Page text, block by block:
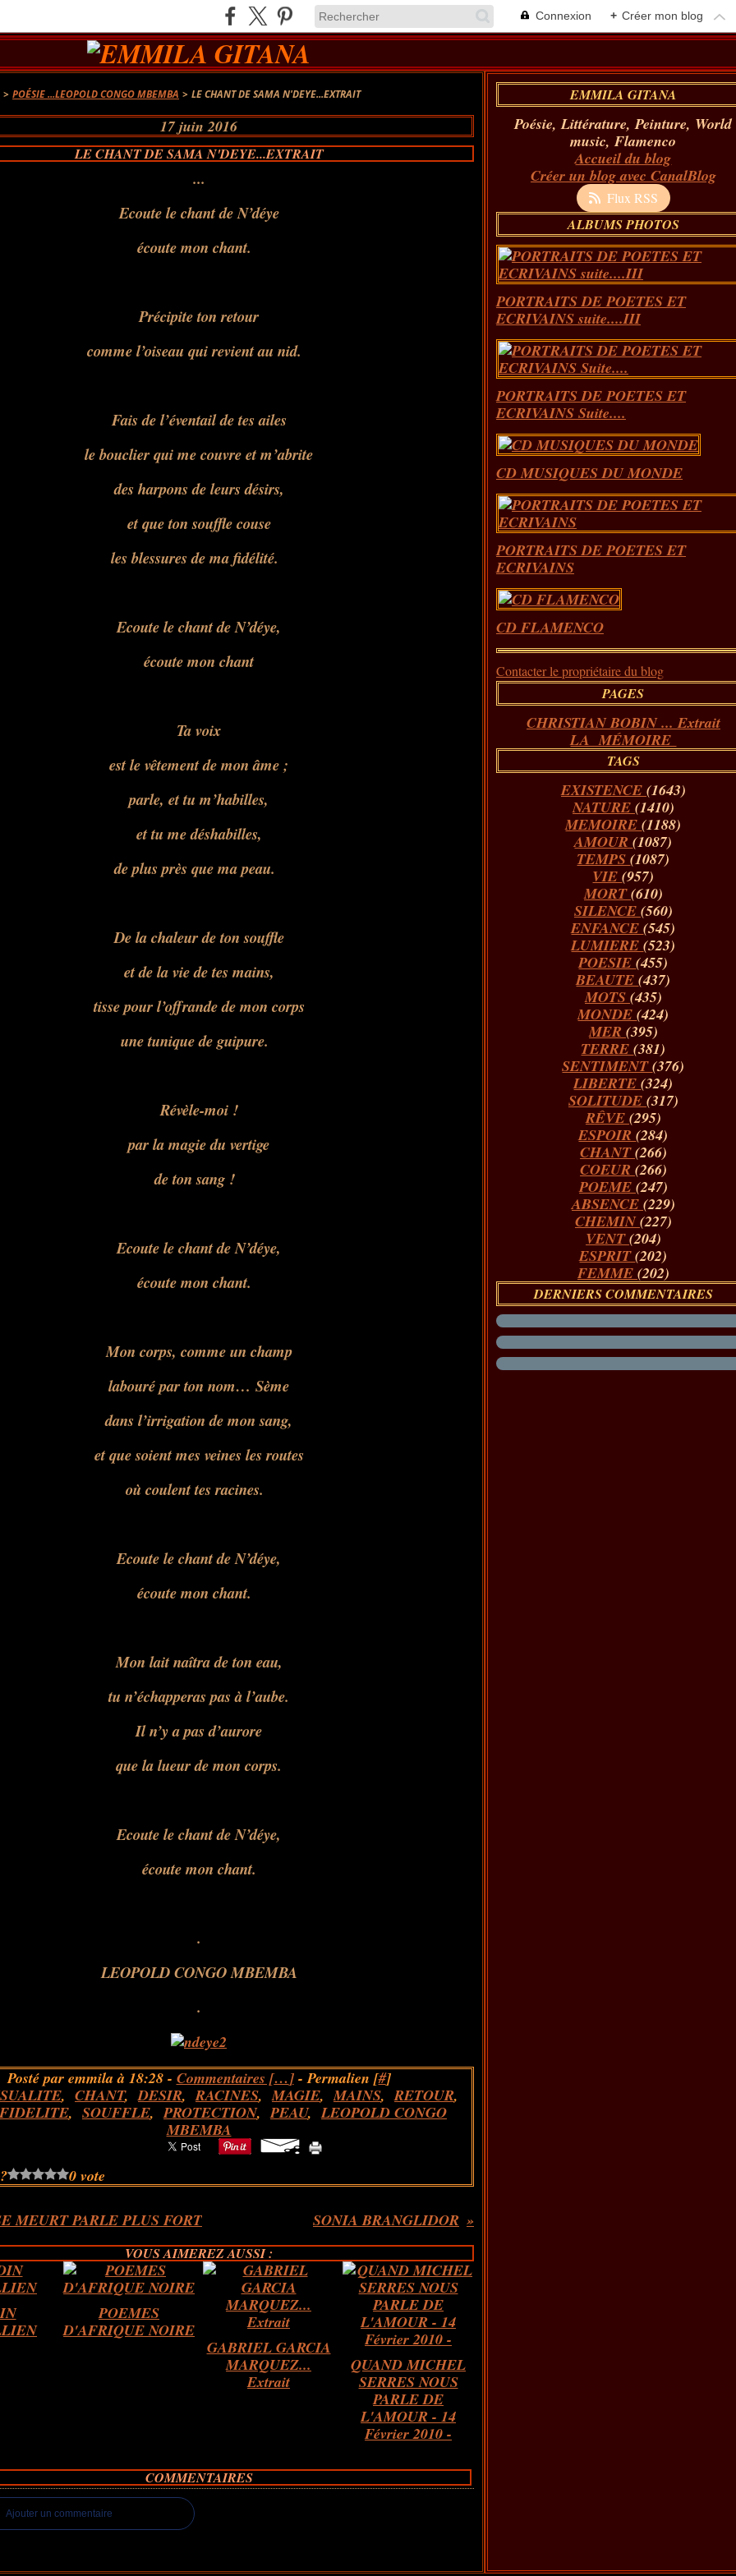
Connexion + Créer mon blog
> POÉSIE ...LEOPOLD CONGO MBEMBA > LE CHANT DE SAMA N'DEYE...EXTRAIT
17 juin 2016
LE CHANT DE SAMA N'DEYE...EXTRAIT
...
Ecoute le chant de N’déye
écoute mon chant.
Précipite ton retour
comme l’oiseau qui revient au nid.
Fais de l’éventail de tes ailes
le bouclier qui me couvre et m’abrite
des harpons de leurs désirs,
et que ton souffle couse
les blessures de ma fidélité.
Ecoute le chant de N’déye,
écoute mon chant
Ta voix
est le vêtement de mon âme ;
parle, et tu m’habilles,
et tu me déshabilles,
de plus près que ma peau.
De la chaleur de ton souffle
et de la vie de tes mains,
tisse pour l’offrande de mon corps
une tunique de guipure.
Révèle-moi !
par la magie du vertige
de ton sang !
Ecoute le chant de N’déye,
écoute mon chant.
Mon corps, comme un champ
labouré par ton nom… Sème
dans l’irrigation de mon sang,
et que soient mes veines les routes
où coulent tes racines.
Ecoute le chant de N’déye,
écoute mon chant.
Mon lait naîtra de ton eau,
tu n’échapperas pas à l’aube.
Il n’y a pas d’aurore
que la lueur de mon corps.
Ecoute le chant de N’déye,
écoute mon chant.
.
LEOPOLD CONGO MBEMBA
.
Posté par emmila à 18:28 - Commentaires […]- Permalien [#]
, CHANT,DESIR,RACINES,MAGIE,MAINS,RETOUR,
FIDELITE, SOUFFLE,PROTECTION,PEAU,LEOPOLD CONGO
MBEMBA
0 vote
MEURT PARLE PLUS FORT SONIA BRANGLIDOR
VOUS AIMEREZ AUSSI :
POEMES
D'AFRIQUE NOIRE
GABRIEL GARCIA
MARQUEZ...
Extrait
QUAND MICHEL
SERRES NOUS
PARLE DE
L'AMOUR - 14
Février 2010 -
COMMENTAIRES
Ajouter un commentaire
EMMILA GITANA
Poésie, Littérature, Peinture, World
music, Flamenco
Accueil du blog
Créer un blog avec CanalBlog
Flux RSS
ALBUMS PHOTOS
PORTRAITS DE POETES ET
ECRIVAINS suite....III
PORTRAITS DE POETES ET
ECRIVAINS Suite....
CD MUSIQUES DU MONDE
PORTRAITS DE POETES ET
ECRIVAINS
CD FLAMENCO
Contacter le propriétaire du blog
PAGES
CHRISTIAN BOBIN ... Extrait
LA MÉMOIRE
TAGS
EXISTENCE (1643)
NATURE (1410)
MEMOIRE(1188)
AMOUR(1087)
TEMPS(1087)
VIE(957)
MORT(610)
SILENCE (560)
ENFANCE(545)
LUMIERE(523)
POESIE(455)
BEAUTE(437)
MOTS (435)
MONDE(424)
MER (395)
TERRE(381)
SENTIMENT(376)
LIBERTE(324)
SOLITUDE (317)
RÊVE (295)
ESPOIR(284)
CHANT(266)
COEUR (266)
POEME (247)
ABSENCE (229)
CHEMIN(227)
VENT(204)
ESPRIT(202)
FEMME (202)
DERNIERS COMMENTAIRES